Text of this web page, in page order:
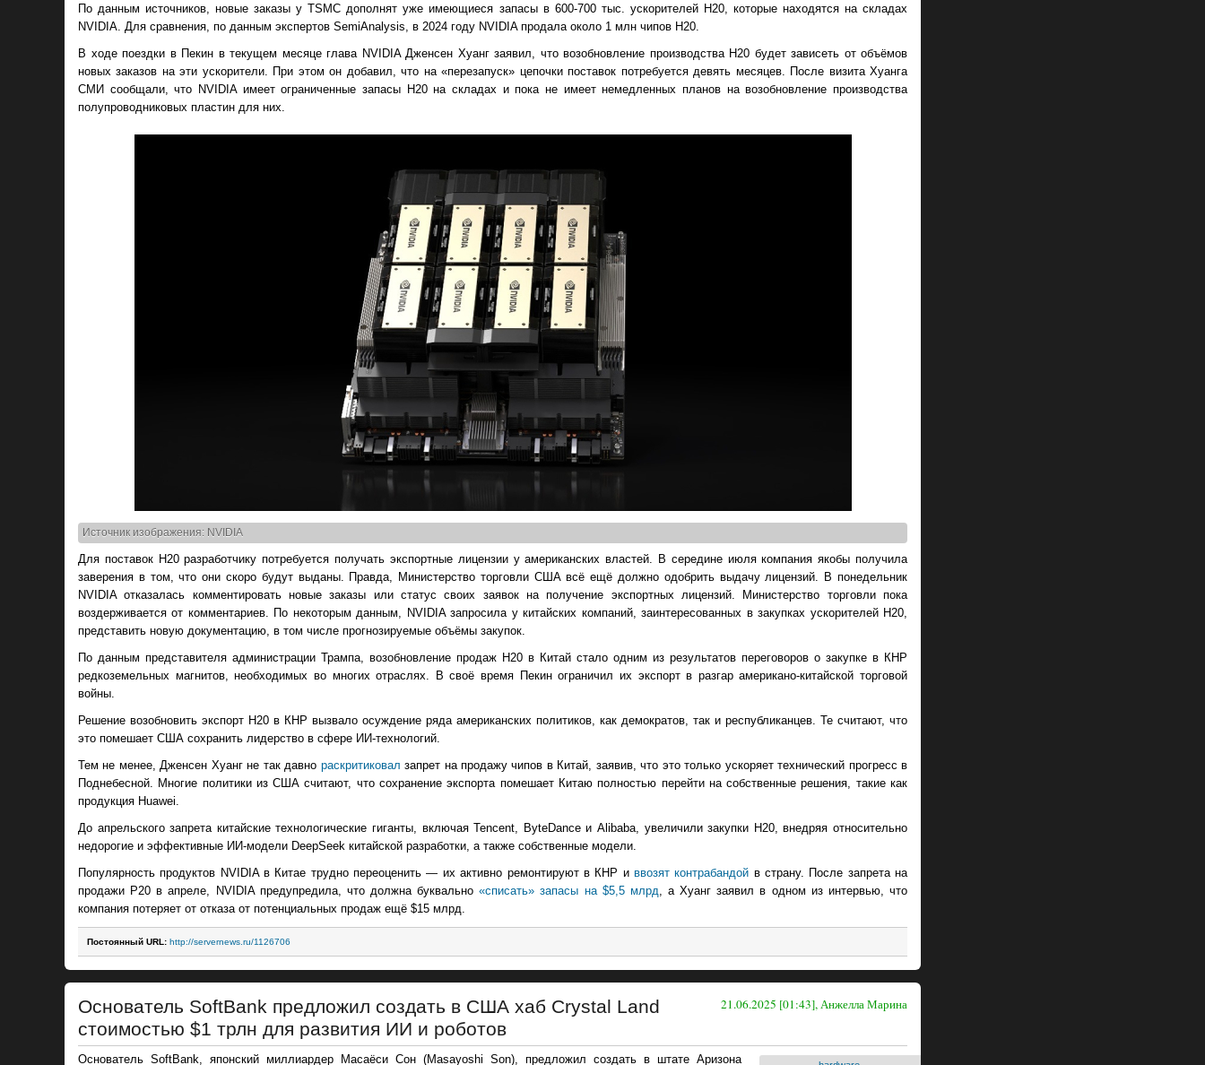
По данным источников, новые заказы у TSMC дополнят уже имеющиеся запасы в 600-700 тыс. ускорителей H20, которые находятся на складах
NVIDIA. Для сравнения, по данным экспертов SemiAnalysis, в 2024 году NVIDIA продала около 1 млн чипов H20.
В ходе поездки в Пекин в текущем месяце глава NVIDIA Дженсен Хуанг заявил, что возобновление производства H20 будет зависеть от объёмов
новых заказов на эти ускорители. При этом он добавил, что на «перезапуск» цепочки поставок потребуется девять месяцев. После визита Хуанга
СМИ сообщали, что NVIDIA имеет ограниченные запасы H20 на складах и пока не имеет немедленных планов на возобновление производства
полупроводниковых пластин для них.
Источник изображения: NVIDIA
Для поставок H20 разработчику потребуется получать экспортные лицензии у американских властей. В середине июля компания якобы получила
заверения в том, что они скоро будут выданы. Правда, Министерство торговли США всё ещё должно одобрить выдачу лицензий. В понедельник
NVIDIA отказалась комментировать новые заказы или статус своих заявок на получение экспортных лицензий. Министерство торговли пока
воздерживается от комментариев. По некоторым данным, NVIDIA запросила у китайских компаний, заинтересованных в закупках ускорителей H20,
представить новую документацию, в том числе прогнозируемые объёмы закупок.
По данным представителя администрации Трампа, возобновление продаж H20 в Китай стало одним из результатов переговоров о закупке в КНР
редкоземельных магнитов, необходимых во многих отраслях. В своё время Пекин ограничил их экспорт в разгар американо-китайской торговой
войны.
Решение возобновить экспорт H20 в КНР вызвало осуждение ряда американских политиков, как демократов, так и республиканцев. Те считают, что
это помешает США сохранить лидерство в сфере ИИ-технологий.
Тем не менее, Дженсен Хуанг не так давно раскритиковал запрет на продажу чипов в Китай, заявив, что это только ускоряет технический прогресс в
Поднебесной. Многие политики из США считают, что сохранение экспорта помешает Китаю полностью перейти на собственные решения, такие как
продукция Huawei.
До апрельского запрета китайские технологические гиганты, включая Tencent, ByteDance и Alibaba, увеличили закупки H20, внедряя относительно
недорогие и эффективные ИИ-модели DeepSeek китайской разработки, а также собственные модели.
Популярность продуктов NVIDIA в Китае трудно переоценить — их активно ремонтируют в КНР и ввозят контрабандой в страну. После запрета на
продажи Р20 в апреле, NVIDIA предупредила, что должна буквально«списать» запасы на $5,5 млрд, а Хуанг заявил в одном из интервью, что
компания потеряет от отказа от потенциальных продаж ещё $15 млрд.
Постоянный URL: http://servernews.ru/1126706
21.06.2025 [01:43], Анжелла Марина
Основатель SoftBank предложил создать в США хаб Crystal Land
стоимостью $1 трлн для развития ИИ и роботов
Основатель SoftBank, японский миллиардер Масаёси Сон (Masayoshi Son), предложил создать в штате Аризона